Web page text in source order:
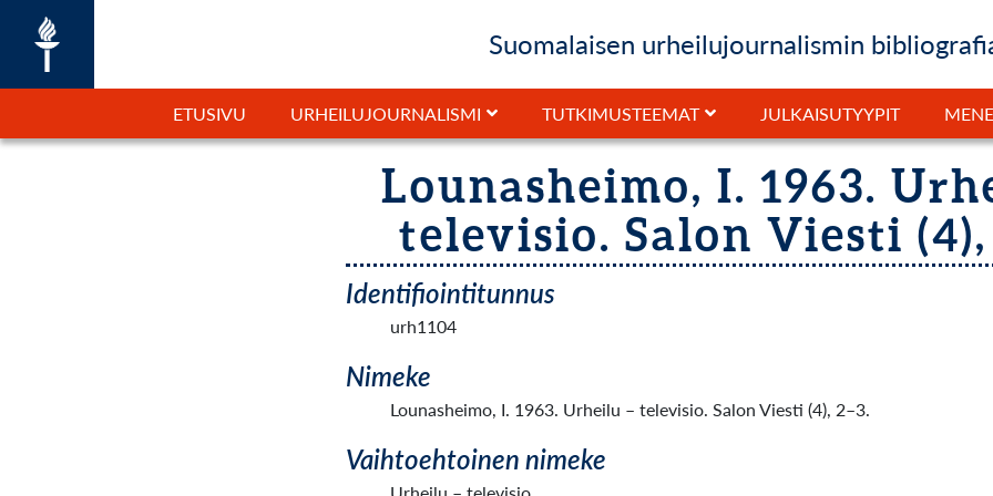
Suomalaisen urheilujournalismin
ETUSIVU URHEILUJOURNALISMI TUTKIMUSTEEMAT JULKAISUTYYPIT
Lounasheimo, I. 1963.
televisio. Salon Viesti (4),
Identifiointitunnus
urh1104
Nimeke
Lounasheimo, I. 1963. Urheilu – televisio. Salon Viesti (4), 2–3.
Vaihtoehtoinen nimeke